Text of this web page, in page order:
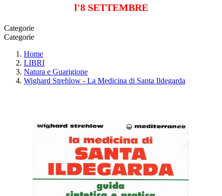
l'8 SETTEMBRE
Categorie
Categorie
Home
LIBRI
Natura e Guarigione
Wighard Strehlow - La Medicina di Santa Ildegarda